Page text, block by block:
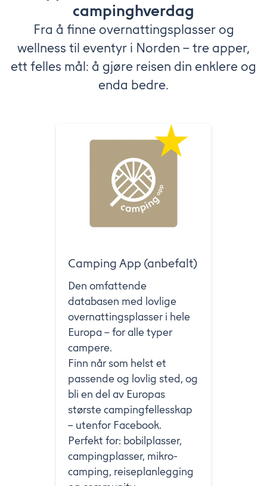
campinghverdag
Fra å finne overnattingsplasser og
wellness til eventyr i Norden – tre apper,
ett felles mål: å gjøre reisen din enklere og
enda bedre.
Camping App (anbefalt)
Den omfattende
databasen med lovlige
overnattingsplasser i hele
Europa – for alle typer
campere.
Finn når som helst et
passende og lovlig sted, og
bli en del av Europas
største campingfellesskap
– utenfor Facebook.
Perfekt for: bobilplasser,
campingplasser, mikro-
camping, reiseplanlegging